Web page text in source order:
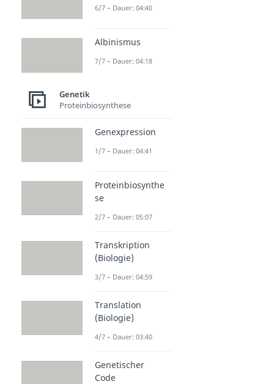
6/7 – Dauer: 04:40
Albinismus
7/7 – Dauer: 04:18
Genetik
Proteinbiosynthese
Genexpression
1/7 – Dauer: 04:41
Proteinbiosynthe
se
2/7 – Dauer: 05:07
Transkription
(Biologie)
3/7 – Dauer: 04:59
Translation
(Biologie)
4/7 – Dauer: 03:40
Genetischer
Code